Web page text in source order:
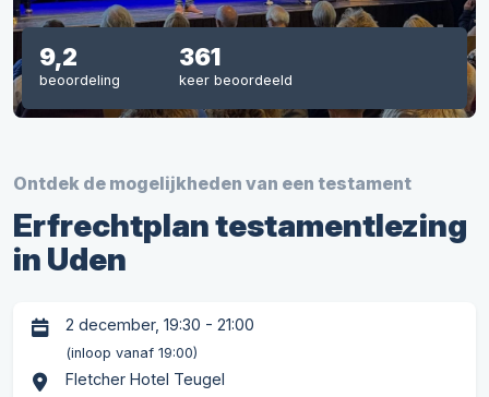
Ontdek de mogelijkheden van een testament
Erfrechtplan testamentlezing
in Uden
2 december, 19:30 - 21:00
(inloop vanaf 19:00)
Fletcher Hotel Teugel
9,2
beoordeling
361
keer beoordeeld